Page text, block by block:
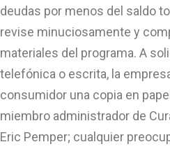
deudas por menos del saldo
revise minuciosamente y
materiales del programa. A
telefónica o escrita, la
consumidor una copia en
miembro administrador de
Eric Pemper; cualquier